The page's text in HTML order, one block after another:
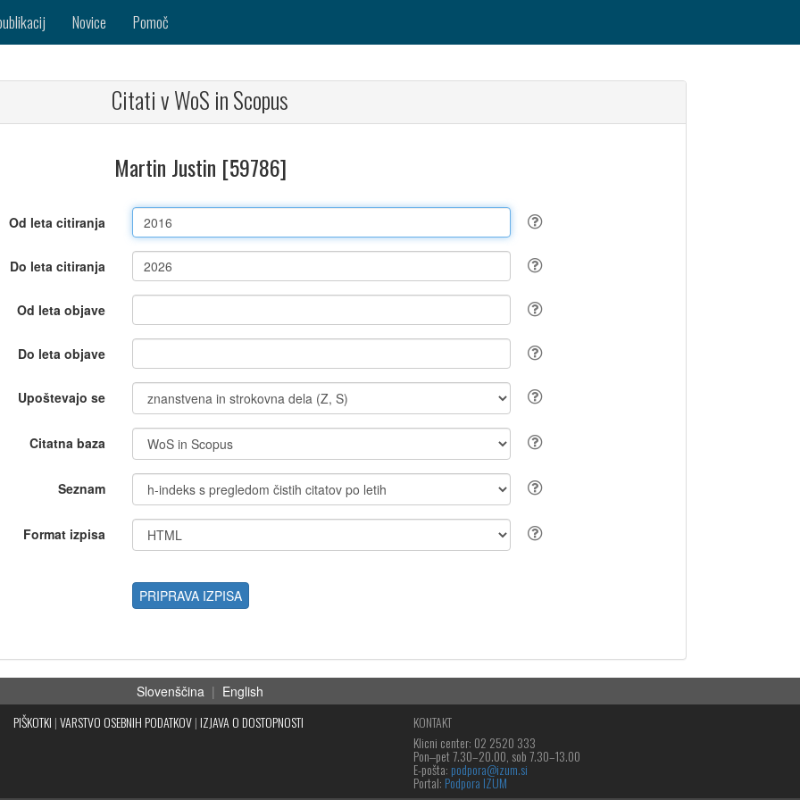
Novice Pomoč
Citati v WoS in Scopus
Martin Justin [59786]
Od leta citiranja
Do leta citiranja
Od leta objave
Do leta objave
Upoštevajo se
Citatna baza
Seznam
Format izpisa
PRIPRAVA IZPISA
Slovenščina | English
PIŠKOTKI |VARSTVO OSEBNIH PODATKOV| IZJAVA O DOSTOPNOSTI
KONTAKT
Klicni center: 02 2520 333
Pon‒pet 7.30–20.00, sob 7.30–13.00
E-pošta: podpora@izum.si
Portal: Podpora IZUM